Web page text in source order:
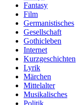
Fantasy
Film
Germanistisches
Gesellschaft
Gothicleben
Internet
Kurzgeschichten
Lyrik
Märchen
Mittelalter
Musikalisches